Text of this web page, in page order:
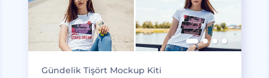
Gündelik Tişört Mockup Kiti